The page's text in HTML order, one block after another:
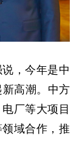
，今年是中
高潮。中方
厂等大项目
域合作，推